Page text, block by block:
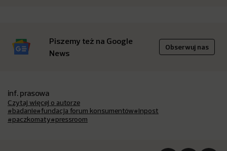
Piszemy też na Google
News
Obserwuj nas
inf. prasowa
Czytaj więcej o autorze
#badanie#fundacja forum konsumentów#inpost
#paczkomaty#pressroom